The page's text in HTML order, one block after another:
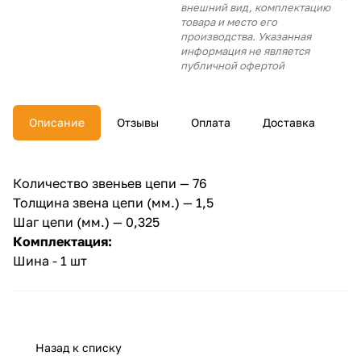
внешний вид, комплектацию
товара и место его
производства. Указанная
информация не является
публичной офертой
Описание Отзывы Оплата Доставка
Количество звеньев цепи — 76
Толщина звена цепи (мм.) — 1,5
Шаг цепи (мм.) — 0,325
Комплектация:
Шина - 1 шт
Назад к списку